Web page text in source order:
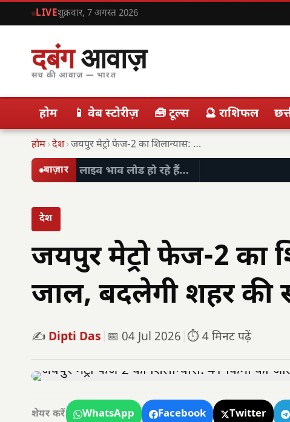
LIVEशुक्रवार, 7 अगस्त 2026
दबंगआवाज़
सच की आवाज़ — भारत
होम 📱 वेब स्टोरीज़ 🧰 टूल्स 🔮 राशिफल
होम›देश› जयपुर मेट्रो फेज-2 का शिलान्यास: 41 किमी का…
बाज़ार लाइव भाव लोड हो रहे हैं…
देश
जयपुर मेट्रो फेज-2 का
जाल, बदलेगी शहर की
✍️ Dipti Das 📅 04 Jul 2026 ⏱️ 4 मिनट पढ़ें
शेयर करें WhatsApp Facebook Twitter